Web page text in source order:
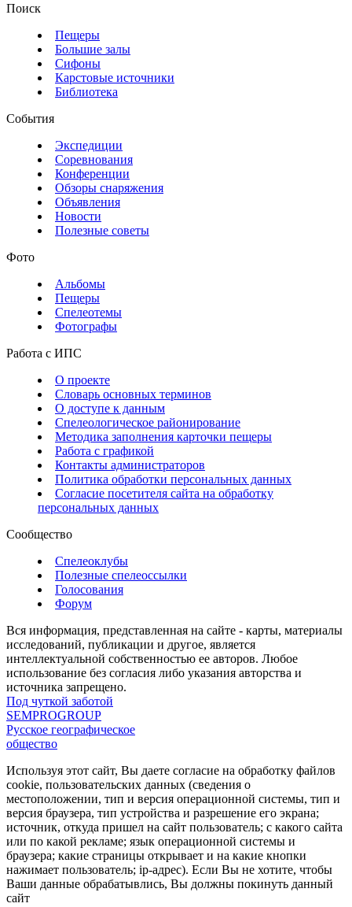
Поиск
Пещеры
Большие залы
Сифоны
Карстовые источники
Библиотека
События
Экспедиции
Соревнования
Конференции
Обзоры снаряжения
Объявления
Новости
Полезные советы
Фото
Альбомы
Пещеры
Спелеотемы
Фотографы
Работа с ИПС
О проекте
Словарь основных терминов
О доступе к данным
Спелеологическое районирование
Методика заполнения карточки пещеры
Работа с графикой
Контакты администраторов
Политика обработки персональных данных
Согласие посетителя сайта на обработку
персональных данных
Сообщество
Спелеоклубы
Полезные спелеоссылки
Голосования
Форум
Вся информация, представленная на сайте - карты, материалы
исследований, публикации и другое, является
интеллектуальной собственностью ее авторов. Любое
использование без согласия либо указания авторства и
источника запрещено.
Под чуткой заботой
SEMPROGROUP
Русское географическое
общество
Используя этот сайт, Вы даете согласие на обработку файлов
cookie, пользовательских данных (сведения о
местоположении, тип и версия операционной системы, тип и
версия браузера, тип устройства и разрешение его экрана;
источник, откуда пришел на сайт пользователь; с какого сайта
или по какой рекламе; язык операционной системы и
браузера; какие страницы открывает и на какие кнопки
нажимает пользователь; ip-адрес). Если Вы не хотите, чтобы
Ваши данные обрабатывлись, Вы должны покинуть данный
сайт